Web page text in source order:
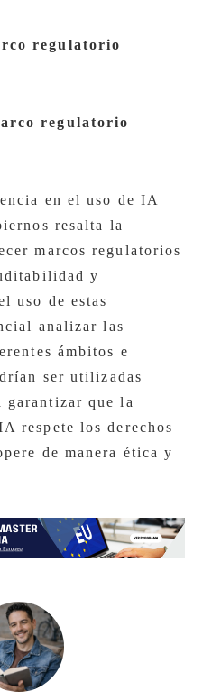
regulatorio
regulatorio
en el uso de IA
resalta la
marcos regulatorios
y
uso de estas
analizar las
ámbitos e
ser utilizadas
garantizar que la
respete los derechos
de manera ética y